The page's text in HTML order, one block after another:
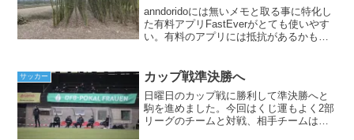
anndoridoには無いメモと取る事に特化し
た有料アプリFastEverがとても使いやす
い。有料のアプリには抵抗があるかもし
サッカー カップ戦準決勝へ
日曜日のカップ戦に勝利して準決勝へと
駒を進めました。今回はくじ運もよく2部
リーグのチームと対戦、相手チームはリ